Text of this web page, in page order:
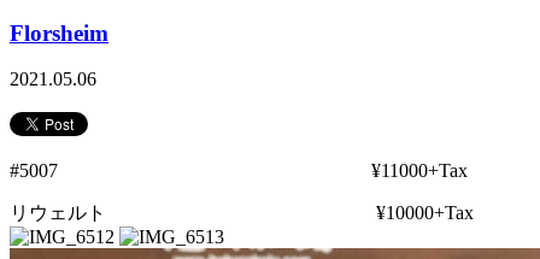
Florsheim
2021.05.06
#5007 ¥11000+Tax
リウェルト ¥10000+Tax